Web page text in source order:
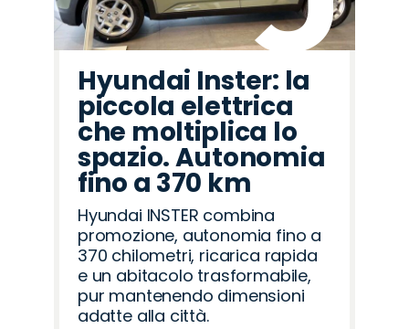
Hyundai Inster: la
piccola elettrica
che moltiplica lo
spazio. Autonomia
fino a 370 km
Hyundai INSTER combina
promozione, autonomia fino a
370 chilometri, ricarica rapida
e un abitacolo trasformabile,
pur mantenendo dimensioni
adatte alla città.